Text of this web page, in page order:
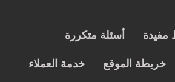
مفيدة أسئلة متكررة
خريطة الموقع خدمة العملاء